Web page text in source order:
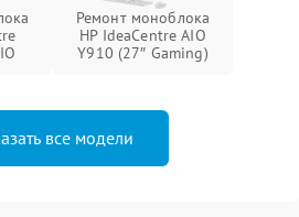
Ремонт моноблока
HP IdeaCentre AIO
Y910 (27″ Gaming)
все модели